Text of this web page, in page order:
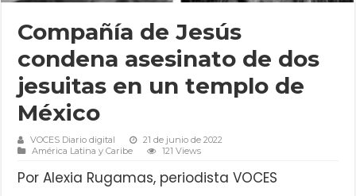
Compañía de Jesús
condena asesinato de dos
jesuitas en un templo de
México
VOCES Diario digital
21 de junio de 2022
América Latina y Caribe
121 Views
Por Alexia Rugamas, periodista VOCES